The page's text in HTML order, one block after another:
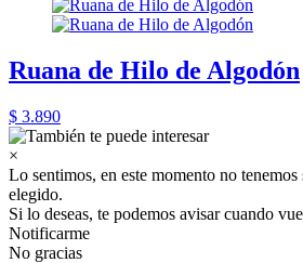
Ruana de Hilo de Algodón
$ 3.890
×
Lo sentimos, en este momento no
elegido.
Si lo deseas, te podemos avisar cuando
Notificarme
No gracias